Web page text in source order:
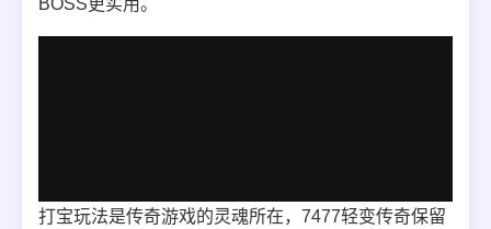
打宝玩法是传奇游戏的灵魂所在，7477轻变传奇保留